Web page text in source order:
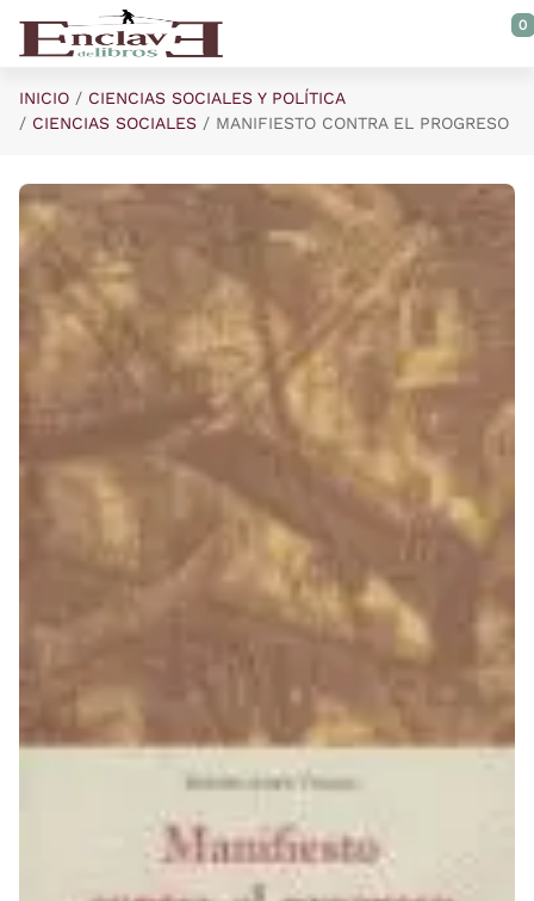
Saltar al contenido principal
0
INICIO
CIENCIAS SOCIALES Y POLÍTICA
CIENCIAS SOCIALES
MANIFIESTO CONTRA EL PROGRESO